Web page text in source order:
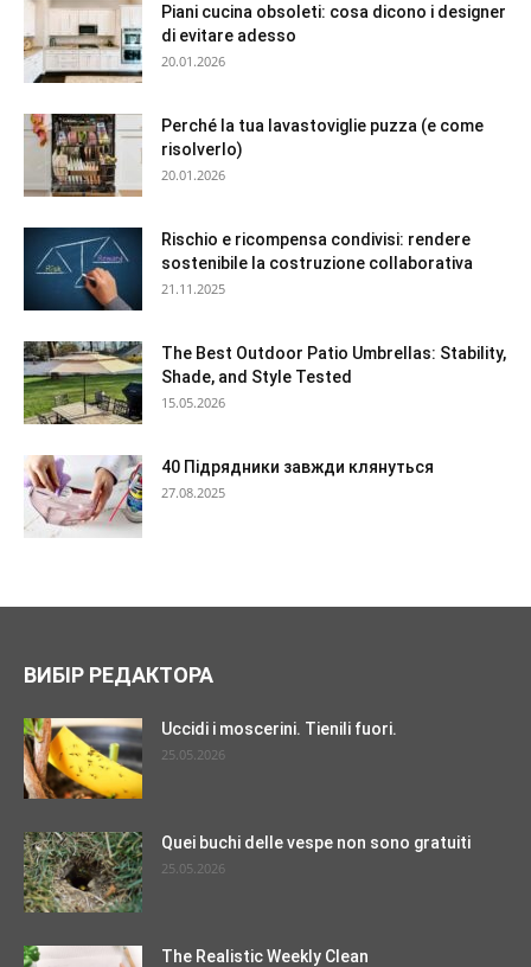
Piani cucina obsoleti: cosa dicono i designer
di evitare adesso
20.01.2026
Perché la tua lavastoviglie puzza (e come
risolverlo)
20.01.2026
Rischio e ricompensa condivisi: rendere
sostenibile la costruzione collaborativa
21.11.2025
The Best Outdoor Patio Umbrellas: Stability,
Shade, and Style Tested
15.05.2026
40 Підрядники завжди клянуться
27.08.2025
ВИБІР РЕДАКТОРА
Uccidi i moscerini. Tienili fuori.
25.05.2026
Quei buchi delle vespe non sono gratuiti
25.05.2026
The Realistic Weekly Clean